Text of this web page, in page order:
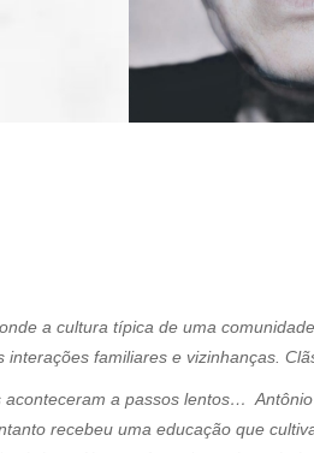
a cultura típica de uma
familiares e vizinhanças.
a passos lentos…
recebeu uma educação que